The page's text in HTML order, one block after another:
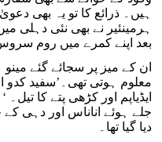
ہیں۔ ذرائع کا تو یہ بھی
ہرمینئیر نے بھی نئی
بعد اپنے کمرے میں روم سروس
ان کے میز پر سجائے گئے
معلوم ہوتی تھی۔’سفید کدو
ایڈیاپم اور کڑھی پتے کا
جلے ہوئے اناناس اور دہی
دیا گیا تھا۔